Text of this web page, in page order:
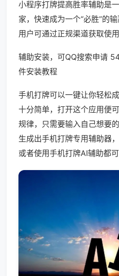
小程序打牌提高胜率辅助是
家，快速成为一个“必胜”的
用户可通过正规渠道获取使用
辅助安装，可QQ搜索申请
件安装教程
手机打牌可以一键让你轻松
十分简单，打开这个应用便
规律，只需要输入自己想要
生成出手机打牌专用辅助器
或者使用手机打牌AI辅助都可